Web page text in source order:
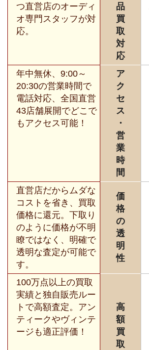
つ直営店のオーディ
オ専門スタッフが対
応。
品
買
取
対
応
年中無休、9:00～
20:30の営業時間で
電話対応、全国直営
43店舗展開でどこで
もアクセス可能！
ア
ク
セ
ス
・
営
業
時
間
直営店だからムダな
コストを省き、買取
価格に還元。下取り
のように価格が不明
瞭ではなく、明確で
透明な査定が可能で
す。
価
格
の
透
明
性
100万点以上の買取
実績と独自販売ルー
トで高額査定。アン
ティークやヴィンテ
ージも適正評価！
高
額
買
取